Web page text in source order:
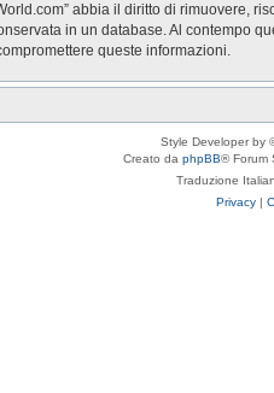
abbia il diritto di
in un database. Al contempo
queste informazioni.
Style Developer by
Creato da phpBB® Forum
Traduzione
Privacy |